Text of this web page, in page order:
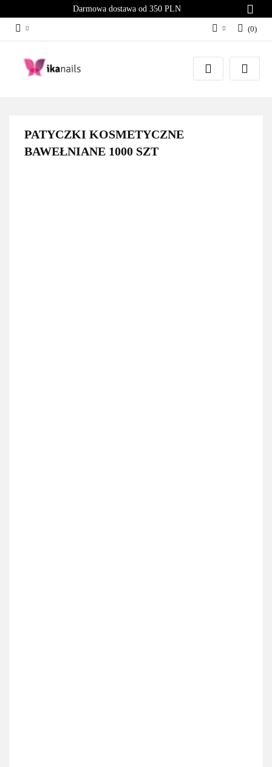
Darmowa dostawa od 350 PLN
Zaloguj się
Załóż konto
(0)
PATYCZKI KOSMETYCZNE
BAWEŁNIANE 1000 SZT